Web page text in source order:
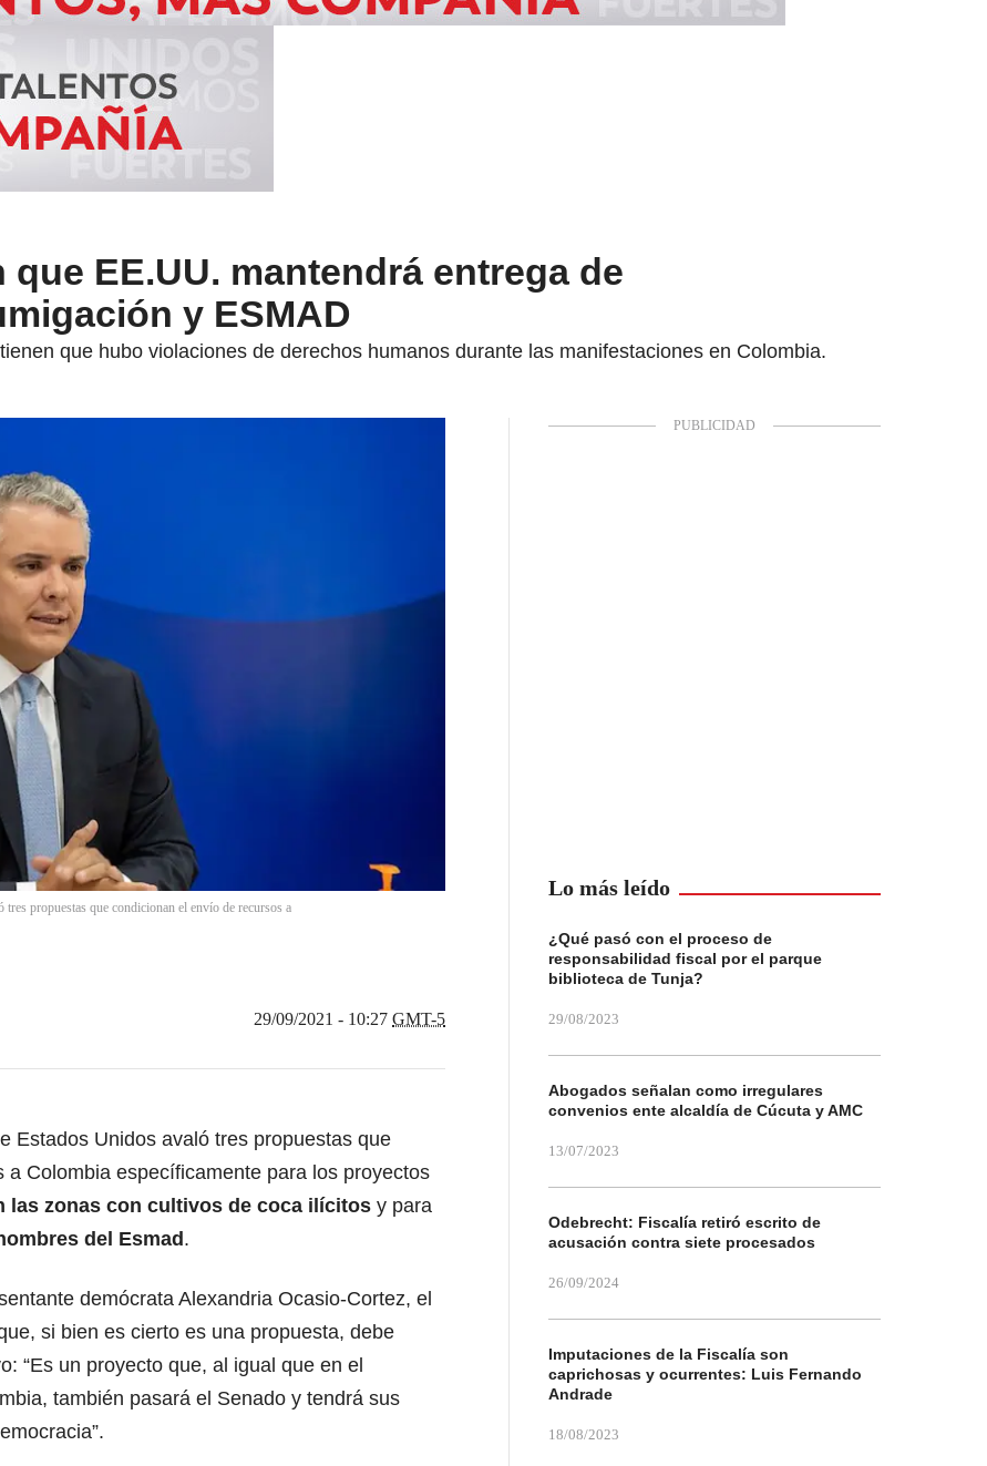
EE.UU. mantendrá entrega de
y ESMAD
que hubo violaciones de derechos humanos durante las manifestaciones en Colombia.
propuestas que condicionan el envío de recursos a
29/09/2021 - 10:27 GMT-5
Estados Unidos avaló tres propuestas que
Colombia específicamente para los proyectos
las zonas con cultivos de coca ilícitos y para
del Esmad.
demócrata Alexandria Ocasio-Cortez, el
si bien es cierto es una propuesta, debe
“Es un proyecto que, al igual que en el
también pasará el Senado y tendrá sus
Lo más leído
¿Qué pasó con el proceso de
responsabilidad fiscal por el parque
biblioteca de Tunja?
29/08/2023
Abogados señalan como irregulares
convenios ente alcaldía de Cúcuta y AMC
13/07/2023
Odebrecht: Fiscalía retiró escrito de
acusación contra siete procesados
26/09/2024
Imputaciones de la Fiscalía son
caprichosas y ocurrentes: Luis Fernando
Andrade
18/08/2023